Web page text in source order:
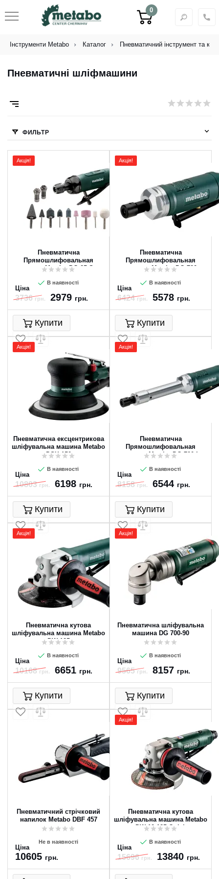
0
Інструменти Metabo Каталог Пневматичний інструмент та
Пневматичні шліфмашини
ФИЛЬТР
Акція!
Пневматична
Прямошлифовальная
машина Metabo DG 25 Set
В наявності
Ціна
3736грн. 2979 грн.
Купити
Акція!
Пневматична
Прямошлифовальная
машина Metabo DG 700
В наявності
Ціна
6424грн. 5578 грн.
Купити
Акція!
Пневматична ексцентрикова
шліфувальна машина Metabo
DSX 150
В наявності
Ціна
10803грн. 6198 грн.
Купити
Акція!
Пневматична
Прямошлифовальная
машина Metabo DG 700 L
В наявності
Ціна
8158грн. 6544 грн.
Купити
Акція!
Пневматична кутова
шліфувальна машина Metabo
DW 125
В наявності
Ціна
10168грн. 6651 грн.
Купити
Акція!
Пневматична шліфувальна
машина DG 700-90
В наявності
Ціна
9565грн. 8157 грн.
Купити
Пневматичний стрічковий
напилок Metabo DBF 457
Не в наявності
Ціна
10605 грн.
Акція!
Пневматична кутова
шліфувальна машина Metabo
DW 10-125 Quick
В наявності
Ціна
15696грн. 13840 грн.